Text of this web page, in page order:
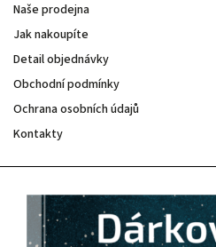
Naše prodejna
Jak nakoupíte
Detail objednávky
Obchodní podmínky
Ochrana osobních údajů
Kontakty